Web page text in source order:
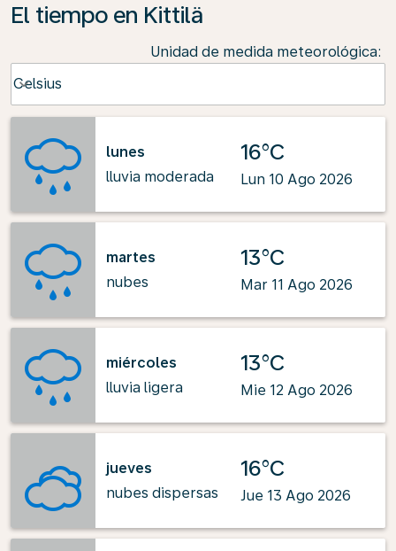
El tiempo en Kittilä
Unidad de medida meteorológica:
Celsius
keyboard_arrow_down
lunes
lluvia moderada
16°C
Lun 10 Ago 2026
martes
nubes
13°C
Mar 11 Ago 2026
miércoles
lluvia ligera
13°C
Mie 12 Ago 2026
jueves
nubes dispersas
16°C
Jue 13 Ago 2026